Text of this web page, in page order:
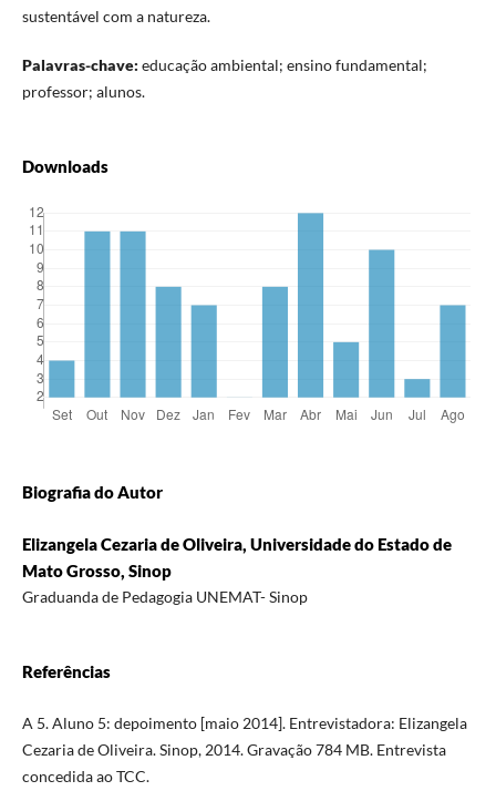
sustentável com a natureza.
Palavras-chave: educação ambiental; ensino fundamental;
professor; alunos.
Downloads
Biografia do Autor
Elizangela Cezaria de Oliveira, Universidade do Estado de
Mato Grosso, Sinop
Graduanda de Pedagogia UNEMAT- Sinop
Referências
A 5. Aluno 5: depoimento [maio 2014]. Entrevistadora: Elizangela
Cezaria de Oliveira. Sinop, 2014. Gravação 784 MB. Entrevista
concedida ao TCC.